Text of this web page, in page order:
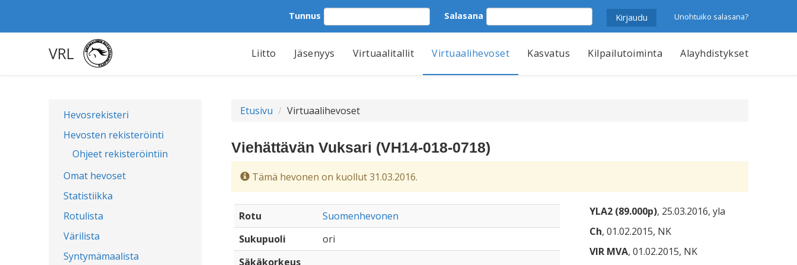
Tunnus Salasana Unohtuiko salasana?
VRL Liitto Jäsenyys Virtuaalitallit Virtuaalihevoset Kasvatus Kilpailutoiminta Alayhdistykset
Hevosrekisteri
Hevosten rekisteröinti
Ohjeet rekisteröintiin
Omat hevoset
Statistiikka
Rotulista
Värilista
Syntymämaalista
Etusivu Virtuaalihevoset
Viehättävän Vuksari (VH14-018-0718)
Tämä hevonen on kuollut 31.03.2016.
Rotu
Suomenhevonen
Sukupuoli
ori
Säkäkorkeus
YLA2 (89.000p), 25.03.2016, yla
Ch, 01.02.2015, NK
VIR MVA, 01.02.2015, NK